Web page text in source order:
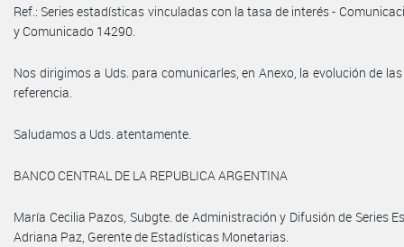
Ref.: Series estadísticas vinculadas con la tasa de interés -
y Comunicado 14290.
Nos dirigimos a Uds. para comunicarles, en Anexo, la evolución de
referencia.
Saludamos a Uds. atentamente.
BANCO CENTRAL DE LA REPUBLICA ARGENTINA
María Cecilia Pazos, Subgte. de Administración y Difusión de Series
Adriana Paz, Gerente de Estadísticas Monetarias.